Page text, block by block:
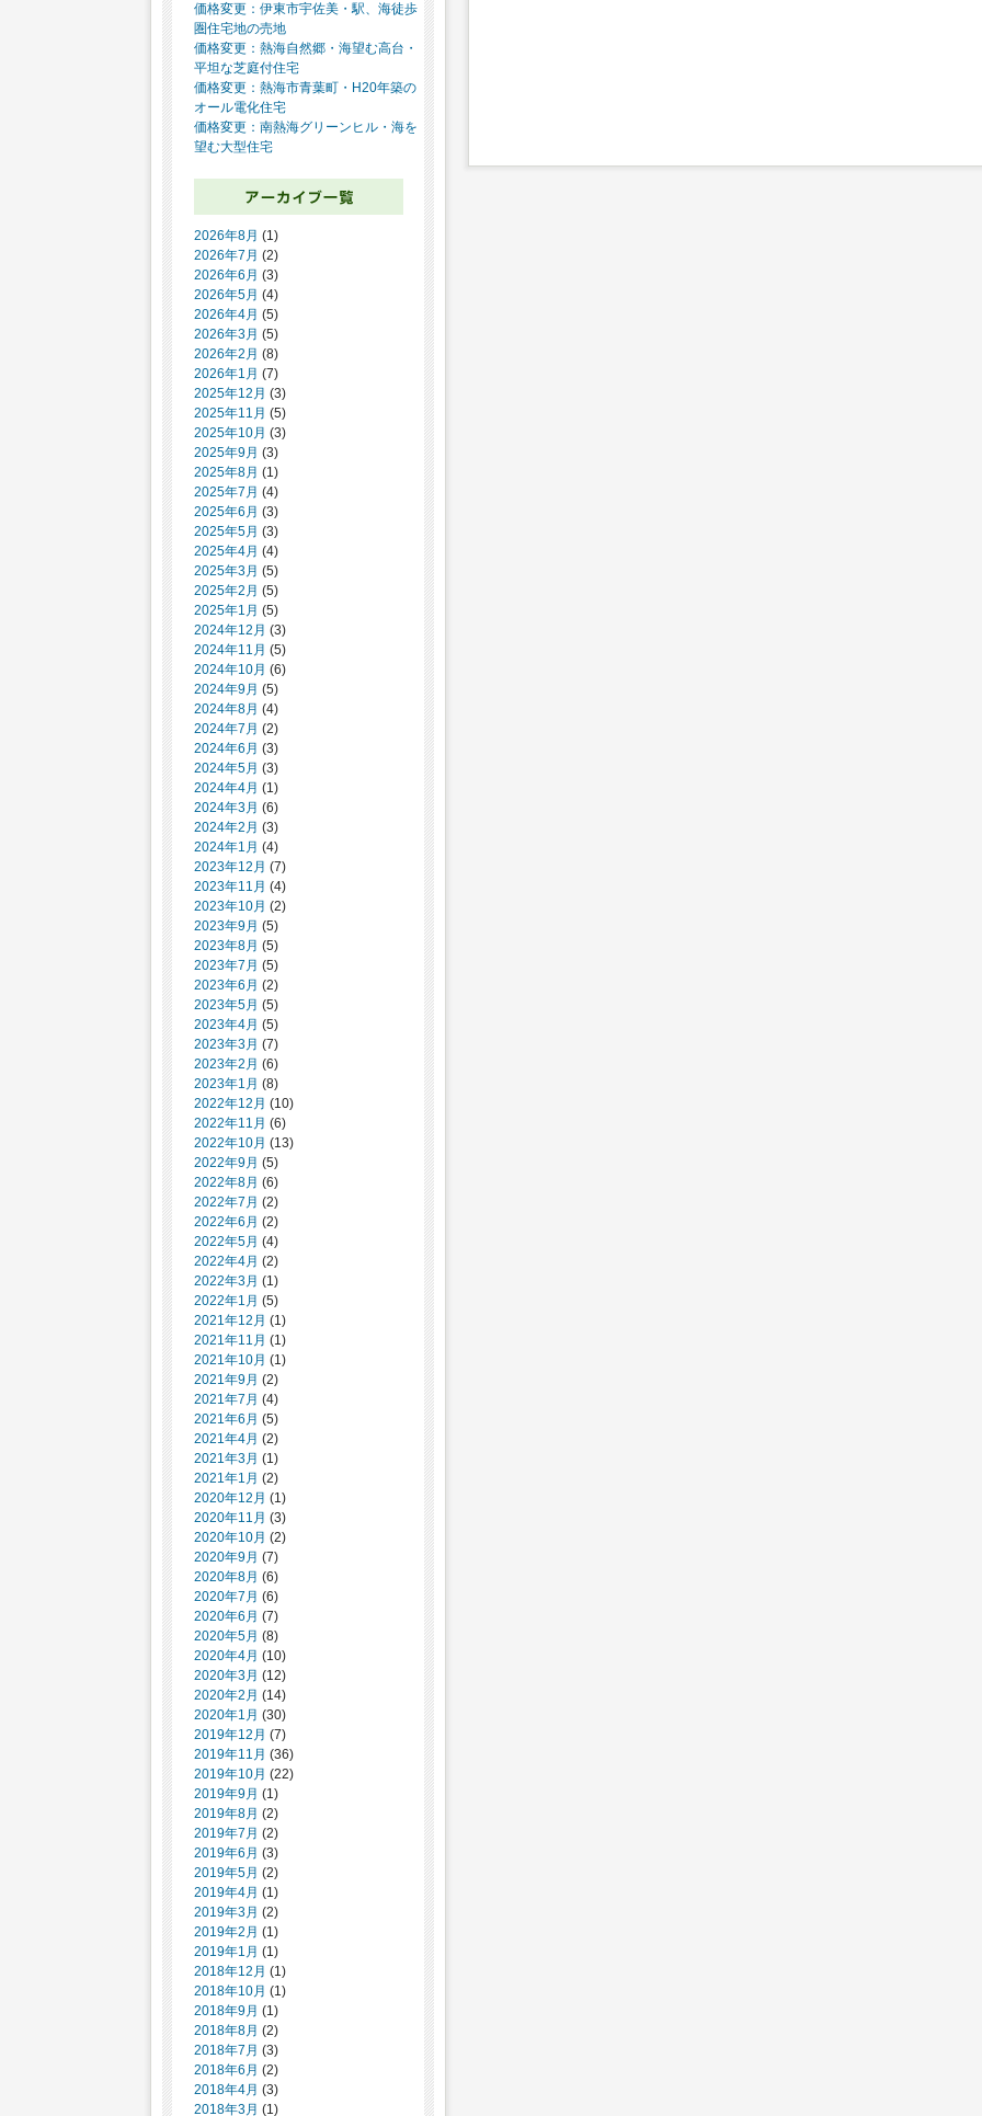
価格変更：伊東市宇佐美・駅、海徒歩
圏住宅地の売地
価格変更：熱海自然郷・海望む高台・
平坦な芝庭付住宅
価格変更：熱海市青葉町・H20年築の
オール電化住宅
価格変更：南熱海グリーンヒル・海を
望む大型住宅
2026年8月 (1)
2026年7月 (2)
2026年6月 (3)
2026年5月 (4)
2026年4月 (5)
2026年3月 (5)
2026年2月 (8)
2026年1月 (7)
2025年12月 (3)
2025年11月 (5)
2025年10月 (3)
2025年9月 (3)
2025年8月 (1)
2025年7月 (4)
2025年6月 (3)
2025年5月 (3)
2025年4月 (4)
2025年3月 (5)
2025年2月 (5)
2025年1月 (5)
2024年12月 (3)
2024年11月 (5)
2024年10月 (6)
2024年9月 (5)
2024年8月 (4)
2024年7月 (2)
2024年6月 (3)
2024年5月 (3)
2024年4月 (1)
2024年3月 (6)
2024年2月 (3)
2024年1月 (4)
2023年12月 (7)
2023年11月 (4)
2023年10月 (2)
2023年9月 (5)
2023年8月 (5)
2023年7月 (5)
2023年6月 (2)
2023年5月 (5)
2023年4月 (5)
2023年3月 (7)
2023年2月 (6)
2023年1月 (8)
2022年12月 (10)
2022年11月 (6)
2022年10月 (13)
2022年9月 (5)
2022年8月 (6)
2022年7月 (2)
2022年6月 (2)
2022年5月 (4)
2022年4月 (2)
2022年3月 (1)
2022年1月 (5)
2021年12月 (1)
2021年11月 (1)
2021年10月 (1)
2021年9月 (2)
2021年7月 (4)
2021年6月 (5)
2021年4月 (2)
2021年3月 (1)
2021年1月 (2)
2020年12月 (1)
2020年11月 (3)
2020年10月 (2)
2020年9月 (7)
2020年8月 (6)
2020年7月 (6)
2020年6月 (7)
2020年5月 (8)
2020年4月 (10)
2020年3月 (12)
2020年2月 (14)
2020年1月 (30)
2019年12月 (7)
2019年11月 (36)
2019年10月 (22)
2019年9月 (1)
2019年8月 (2)
2019年7月 (2)
2019年6月 (3)
2019年5月 (2)
2019年4月 (1)
2019年3月 (2)
2019年2月 (1)
2019年1月 (1)
2018年12月 (1)
2018年10月 (1)
2018年9月 (1)
2018年8月 (2)
2018年7月 (3)
2018年6月 (2)
2018年4月 (3)
2018年3月 (1)